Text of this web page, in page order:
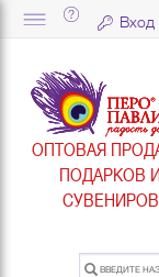
Вход
ОПТОВАЯ
ПОДАРКОВ
СУВЕНИРОВ